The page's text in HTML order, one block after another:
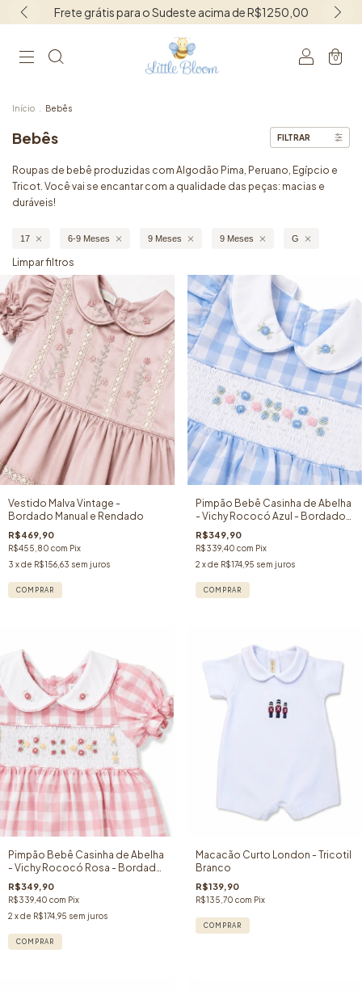
Ganhe Desconto no PIX !
0
Início Bebês
Bebês FILTRAR
Roupas de bebê produzidas com Algodão Pima, Peruano, Egípcio e
Tricot. Você vai se encantar com a qualidade das peças: macias e
duráveis!
17 6-9 Meses 9 Meses 9 Meses G
Limpar filtros
Vestido Malva Vintage -
Bordado Manual e Rendado
R$469,90
R$455,80 com Pix
3 x de R$156,63 sem juros
COMPRAR
Pimpão Bebê Casinha de Abelha
- Vichy Rococó Azul - Bordado
Manual - 100% Algodão
R$349,90
R$339,40 com Pix
2 x de R$174,95 sem juros
COMPRAR
Pimpão Bebê Casinha de Abelha
- Vichy Rococó Rosa - Bordado
Manual - 100% Algodão
R$349,90
R$339,40 com Pix
2 x de R$174,95 sem juros
COMPRAR
Macacão Curto London - Tricotil
Branco
R$139,90
R$135,70 com Pix
COMPRAR